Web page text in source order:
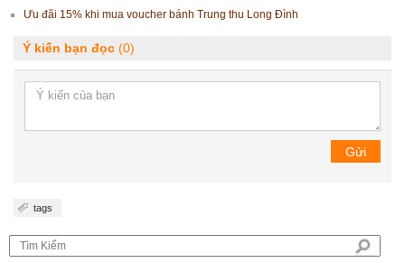
Ưu đãi 15% khi mua voucher bánh Trung thu Long Đình
Ý kiến bạn đọc (0)
Gửi
tags